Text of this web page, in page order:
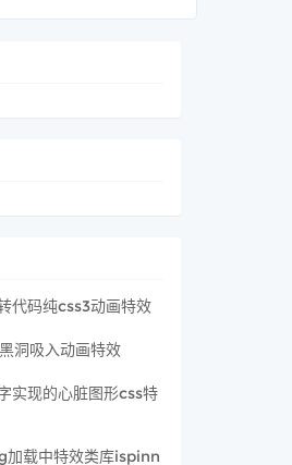
代码纯css3动画特效
洞吸入动画特效
实现的心脏图形css特
载中特效类库ispinn